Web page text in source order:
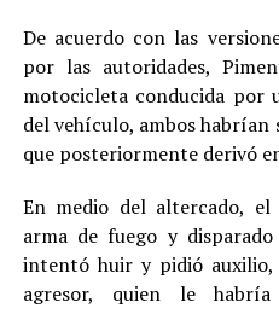
De acuerdo con las
por las autoridades,
motocicleta conducida por
del vehículo, ambos
que posteriormente derivó
En medio del altercado,
arma de fuego y
intentó huir y pidió
agresor, quien le